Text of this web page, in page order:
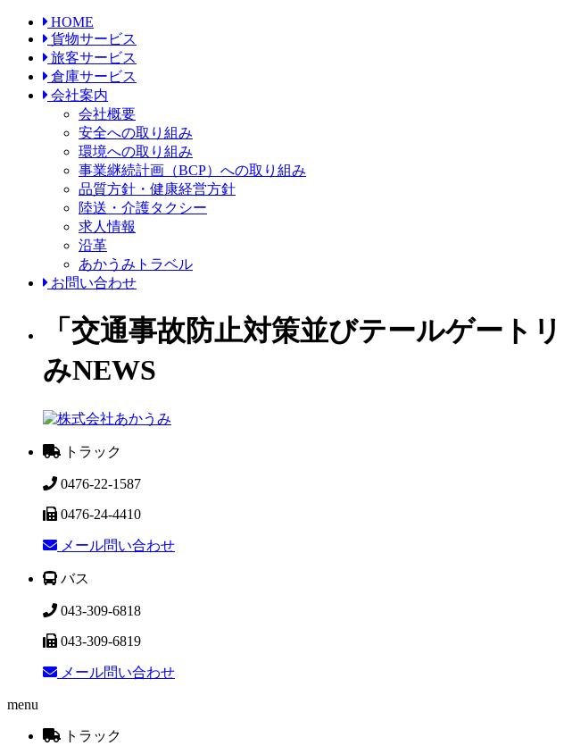
HOME
貨物サービス
旅客サービス
倉庫サービス
会社案内
会社概要
安全への取り組み
環境への取り組み
事業継続計画（BCP）への取り組み
品質方針・健康経営方針
陸送・介護タクシー
求人情報
沿革
あかうみトラベル
お問い合わせ
「交通事故防止対策並びテールゲート
みNEWS
トラック
0476-22-1587
0476-24-4410
メール問い合わせ
バス
043-309-6818
043-309-6819
メール問い合わせ
menu
トラック